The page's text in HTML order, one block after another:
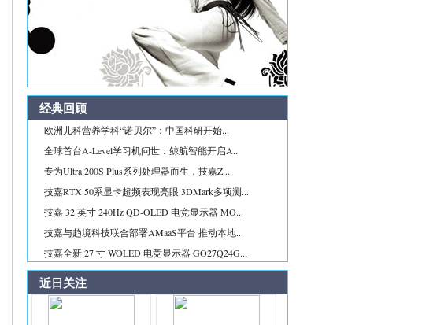
经典回顾
欧洲儿科营养学科“诺贝尔”：中国科研开始...
全球首台A-Level学习机问世：鲸航智能开启A...
专为Ultra 200S Plus系列处理器而生，技嘉Z...
技嘉RTX 50系显卡超频表现亮眼 3DMark多项测...
技嘉 32 英寸 240Hz QD-OLED 电竞显示器 MO...
技嘉与趋境科技联合部署AMaaS平台 推动本地...
技嘉全新 27 寸 WOLED 电竞显示器 GO27Q24G...
近日关注